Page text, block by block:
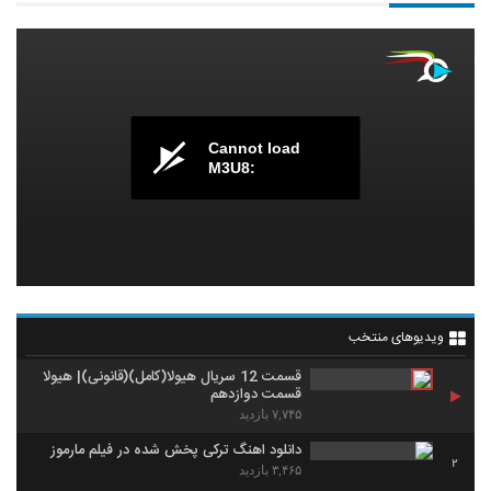
Cannot load
M3U8:
ویدیوهای منتخب
قسمت 12 سریال هیولا(کامل)(قانونی)| هیولا
قسمت دوازدهم
۷,۷۴۵ بازدید
2
دانلود اهنگ ترکی پخش شده در فیلم مارموز
۳,۴۶۵ بازدید